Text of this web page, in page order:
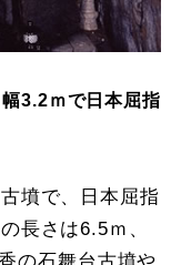
3.2ｍで日本屈指
墳で、日本屈指
長さは6.5ｍ、
の石舞台古墳や